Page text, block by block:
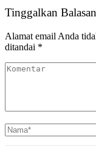
Tinggalkan Balasan
Alamat email Anda
ditandai *